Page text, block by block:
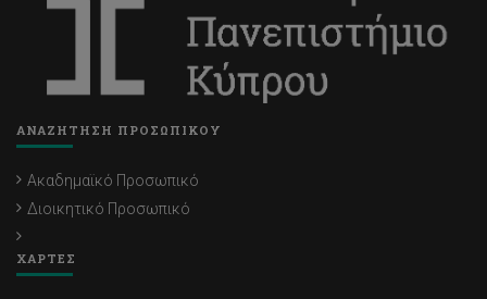
ΑΝΑΖΗΤΗΣΗ ΠΡΟΣΩΠΙΚΟΥ
Ακαδημαϊκό Προσωπικό
Διοικητικό Προσωπικό
ΧΑΡΤΕΣ